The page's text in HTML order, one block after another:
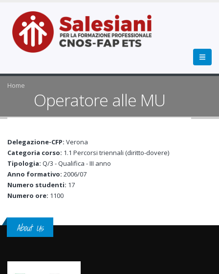
Home
Operatore alle MU
Delegazione-CFP: Verona
Categoria corso: 1.1 Percorsi triennali (diritto-dovere)
Tipologia: Q/3 - Qualifica - III anno
Anno formativo: 2006/07
Numero studenti: 17
Numero ore: 1100
About Us